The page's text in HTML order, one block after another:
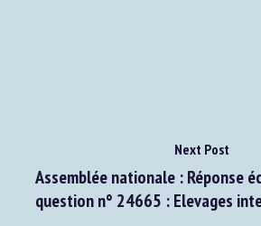
Next Post
Assemblée nationale : Réponse
question n° 24665 : Elevages